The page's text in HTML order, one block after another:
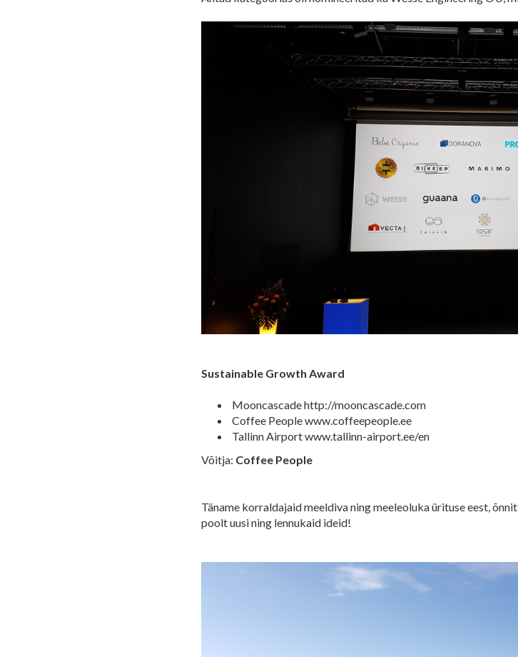
Sustainable Growth Award
Mooncascade http://mooncascade.com
Coffee People www.coffeepeople.ee
Tallinn Airport www.tallinn-airport.ee/en
Võitja: Coffee People
Täname korraldajaid meeldiva ning meeleoluka ürituse eest,
poolt uusi ning lennukaid ideid!